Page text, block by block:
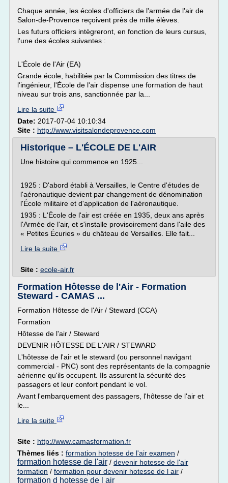
Chaque année, les écoles d'officiers de l'armée de l'air de
Salon-de-Provence reçoivent près de mille élèves.
Les futurs officiers intègreront, en fonction de leurs cursus,
l'une des écoles suivantes :
L'École de l'Air (EA)
Grande école, habilitée par la Commission des titres de
l'ingénieur, l'École de l'air dispense une formation de haut
niveau sur trois ans, sanctionnée par la...
Lire la suite
Date: 2017-07-04 10:10:34
Site : http://www.visitsalondeprovence.com
Historique – L'ÉCOLE DE L'AIR
Une histoire qui commence en 1925...
1925 : D'abord établi à Versailles, le Centre d'études de
l'aéronautique devient par changement de dénomination
l'École militaire et d'application de l'aéronautique.
1935 : L'École de l'air est créée en 1935, deux ans après
l'Armée de l'air, et s'installe provisoirement dans l'aile des
« Petites Écuries » du château de Versailles. Elle fait...
Lire la suite
Site : ecole-air.fr
Formation Hôtesse de l'Air - Formation
Steward - CAMAS ...
Formation Hôtesse de l'Air / Steward (CCA)
Formation
Hôtesse de l'air / Steward
DEVENIR HÔTESSE DE L'AIR / STEWARD
L'hôtesse de l'air et le steward (ou personnel navigant
commercial - PNC) sont des représentants de la compagnie
aérienne qu'ils occupent. Ils assurent la sécurité des
passagers et leur confort pendant le vol.
Avant l'embarquement des passagers, l'hôtesse de l'air et
le...
Lire la suite
Site : http://www.camasformation.fr
Thèmes liés : formation hotesse de l'air examen /
formation hotesse de l'air / devenir hotesse de l'air
formation / formation pour devenir hotesse de l air /
formation d hotesse de l air